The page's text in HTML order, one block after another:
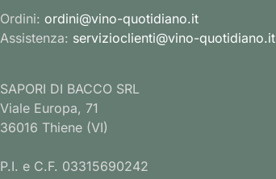
Ordini: ordini@vino-quotidiano.it
Assistenza: servizioclienti@vino-quotidiano.it
SAPORI DI BACCO SRL
Viale Europa, 71
36016 Thiene (VI)
P.I. e C.F. 03315690242